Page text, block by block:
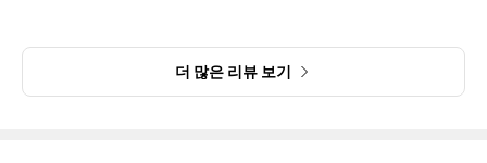
저와 같이 겨닼이던 친구의 추천으로 체리쉬를 사보았는데요! 일단
색부터 너무 마음에 들었어요. 투명한 포도? 베리같은 색감에 또 너
무 분홍끼가 돌거나 멀멀하진 않아서 딱 겨쿨분들 마무리 글로스용
더 많은 리뷰 보기